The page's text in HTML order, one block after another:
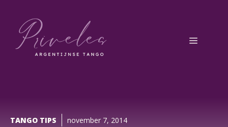
Menu
TANGO TIPS november 7, 2014